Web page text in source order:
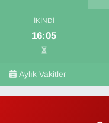
İKINDI
16:05
Aylık Vakitler